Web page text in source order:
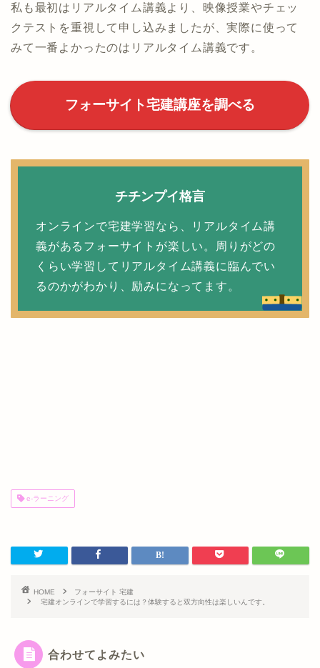
私も最初はリアルタイム講義より、映像授業やチェッ
クテストを重視して申し込みましたが、実際に使って
みて一番よかったのはリアルタイム講義です。
フォーサイト宅建講座を調べる
チチンプイ格言
オンラインで宅建学習なら、リアルタイム講
義があるフォーサイトが楽しい。周りがどの
くらい学習してリアルタイム講義に臨んでい
るのかがわかり、励みになってます。
e-ラーニング
HOME
フォーサイト 宅建
宅建オンラインで学習するには？体験すると双方向性は楽しいんです。
合わせてよみたい